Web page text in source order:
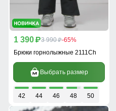
1 390 p3 990 p-65%
Брюки горнолыжные 2111Ch
Выбрать размер
42 44 46 48 50